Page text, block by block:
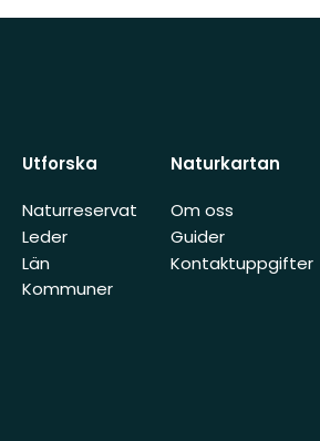
Utforska
Naturreservat
Leder
Län
Kommuner
Naturkartan
Om oss
Guider
Kontaktuppgifter